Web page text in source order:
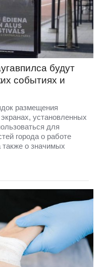
будут
событиях и
размещения
установленных
для
города о работе
о значимых